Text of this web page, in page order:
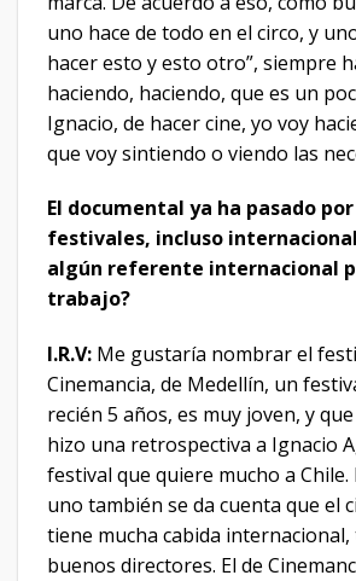
uno hace de todo en el circo, y
hacer esto y esto otro”, siempre
haciendo, haciendo, que es un
Ignacio, de hacer cine, yo voy
que voy sintiendo o viendo las
El documental ya ha pasado
festivales, incluso
algún referente internacional
trabajo?
I.R.V: Me gustaría nombrar el
Cinemancia, de Medellín, un
recién 5 años, es muy joven, y
hizo una retrospectiva a Ignacio
festival que quiere mucho a Chile.
uno también se da cuenta que el
tiene mucha cabida
buenos directores. El de